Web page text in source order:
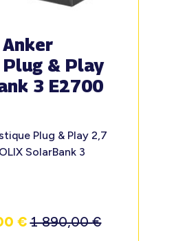
Plug & Play
3 E2700
Plug & Play 2,7
SolarBank 3
€1 890,00€